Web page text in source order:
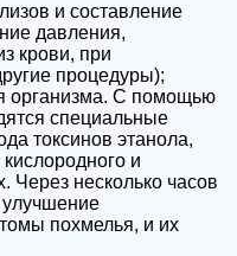
и составление
давления,
крови, при
процедуры);
организма. С помощью
специальные
токсинов этанола,
и
Через несколько часов
похмелья, и их